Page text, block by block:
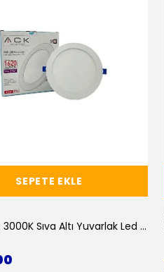
SEPETE EKLE
18W Beyaz 3000K Sıva Altı Yuvarlak Led Panel